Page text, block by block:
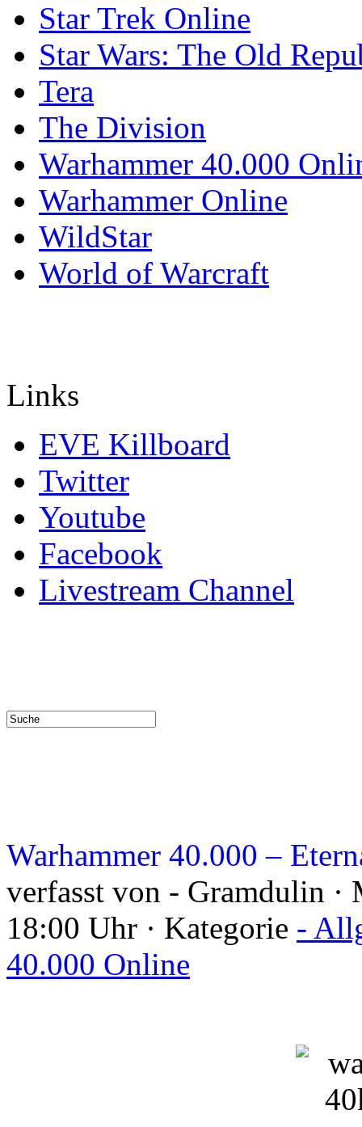
Star Trek Online
Star Wars: The Old
Tera
The Division
Warhammer 40.000
Warhammer Online
WildStar
World of Warcraft
Links
EVE Killboard
Twitter
Youtube
Facebook
Livestream Channel
Warhammer 40.000 –
verfasst von - Gramdulin ·
18:00 Uhr · Kategorie -
40.000 Online